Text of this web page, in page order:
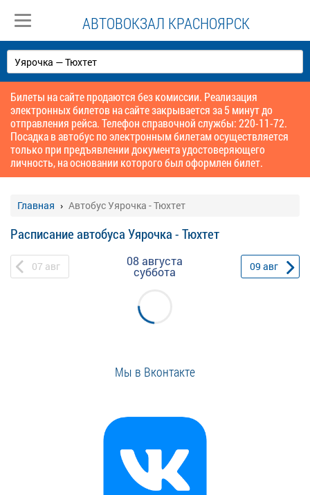
АВТОВОКЗАЛ КРАСНОЯРСК
Билеты на сайте продаются без комиссии. Реализация
электронных билетов на сайте закрывается за 5 минут до
отправления рейса. Телефон справочной службы: 220-11-72.
Посадка в автобус по электронным билетам осуществляется
только при предъявлении документа удостоверяющего
личность, на основании которого был оформлен билет.
Главная Автобус Уярочка - Тюхтет
Расписание автобуса Уярочка - Тюхтет
07 авг 08 августа
суббота 09 авг
Мы в Вконтакте